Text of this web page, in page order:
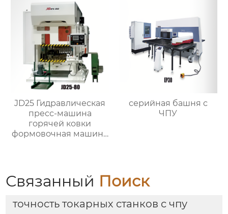
JD25 Гидравлическая
пресс-машина
горячей ковки
формовочная машина
серийная башня с
ЧПУ
Связанный Поиск
точность токарных станков с чпу